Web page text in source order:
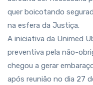
quer boicotando
na esfera da Justiça.
A iniciativa da Unimed
preventiva pela não-
chegou a gerar
após reunião no dia 27